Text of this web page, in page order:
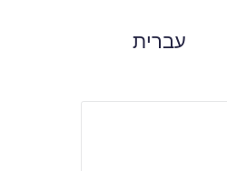
עברית